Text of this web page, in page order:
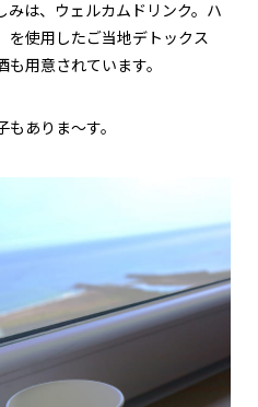
みは、ウェルカムドリンク。ハ
を使用したご当地デトックス
用意されています。
ありま～す。